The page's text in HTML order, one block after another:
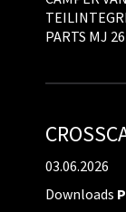
PARTS MJ
03.06.2026
Downloads